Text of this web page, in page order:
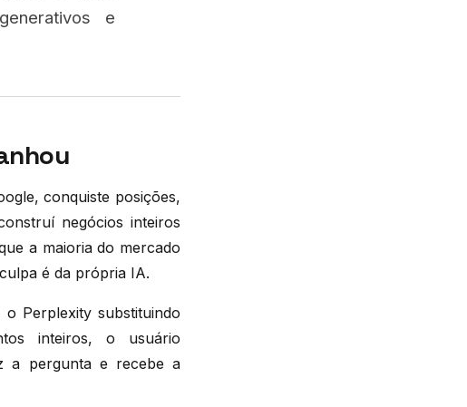
e
conquiste posições,
negócios inteiros
a maioria do mercado
é da própria IA.
Perplexity substituindo
inteiros, o usuário
a pergunta e recebe a